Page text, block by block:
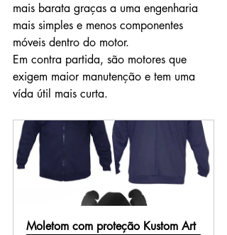
mais barata graças a uma engenharia
mais simples e menos componentes
móveis dentro do motor.
Em contra partida, são motores que
exigem maior manutenção e tem uma
vída útil mais curta.
Moletom com proteção Kustom Art